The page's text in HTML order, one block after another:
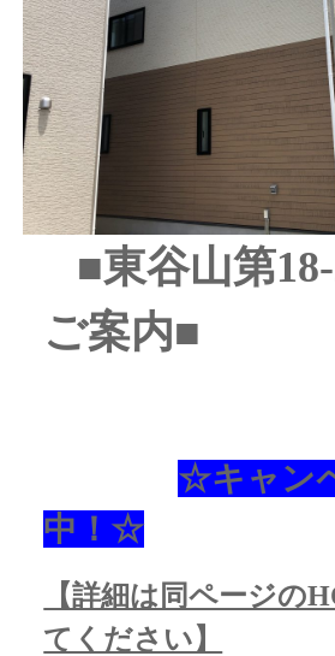
■東谷山第
ご案内■
☆キャン
中！☆
【詳細は同ページの
てください】